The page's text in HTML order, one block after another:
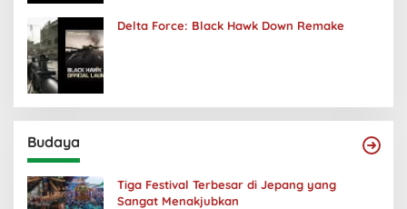
Delta Force: Black Hawk Down Remake
Budaya
Tiga Festival Terbesar di Jepang yang
Sangat Menakjubkan